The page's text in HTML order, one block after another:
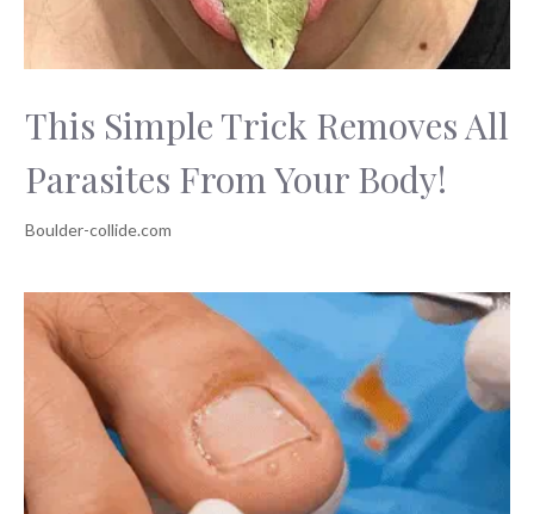
This Simple Trick Removes All
Parasites From Your Body!